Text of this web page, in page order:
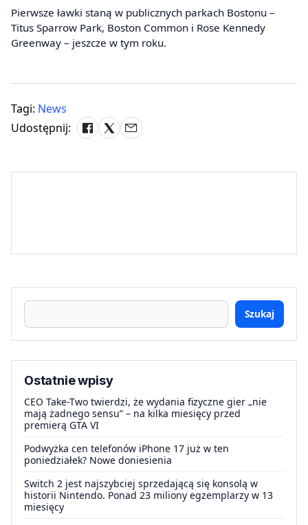
Pierwsze ławki staną w publicznych parkach Bostonu –
Titus Sparrow Park, Boston Common i Rose Kennedy
Greenway – jeszcze w tym roku.
Tagi: News
Udostępnij:
Szukaj
Ostatnie wpisy
CEO Take-Two twierdzi, że wydania fizyczne gier „nie
mają żadnego sensu” – na kilka miesięcy przed
premierą GTA VI
Podwyżka cen telefonów iPhone 17 już w ten
poniedziałek? Nowe doniesienia
Switch 2 jest najszybciej sprzedającą się konsolą w
historii Nintendo. Ponad 23 miliony egzemplarzy w 13
miesięcy